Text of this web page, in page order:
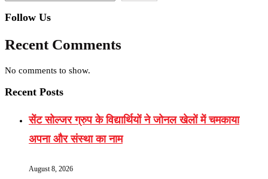
Follow Us
Recent Comments
No comments to show.
Recent Posts
सेंट सोल्जर ग्रुप के विद्यार्थियों ने जोनल खेलों में चमकाया
अपना और संस्था का नाम
August 8, 2026